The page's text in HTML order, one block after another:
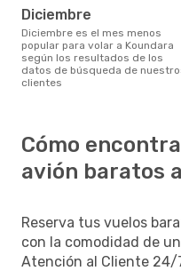
diciembre
diciembre es el mes menos
popular para volar a Koundara
según los resultados de los
datos de búsqueda de
clientes
Cómo
avión baratos
Reserva tus vuelos
con la comodidad de
Atención al Cliente 24/